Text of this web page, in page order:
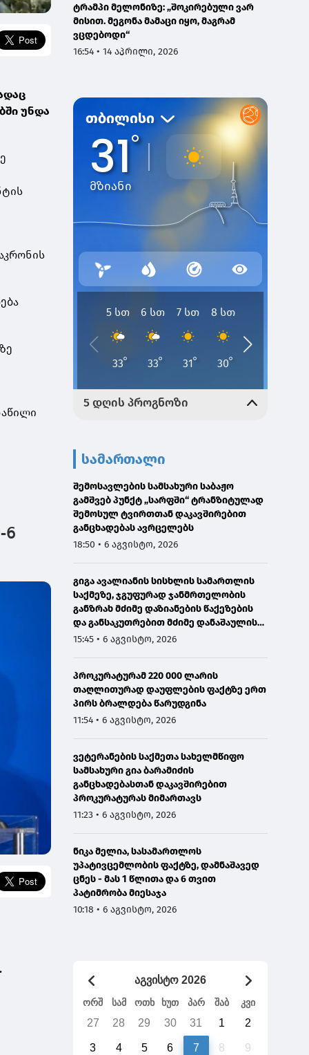
უნდა
6
ტრამპი მელონიზე: „შოკირებული ვარ
მისით. მეგონა მამაცი იყო, მაგრამ
ვცდებოდი“
16:54 • 14 აპრილი, 2026
სამართალი
შემოსავლების სამსახური საბაჟო
გამშვებ პუნქტ „სარფში“ ტრანზიტულად
შემოსულ ტვირთთან დაკავშირებით
განცხადებას ავრცელებს
18:50 • 6 აგვისტო, 2026
გიგა ავალიანის სისხლის სამართლის
საქმეზე, ჯგუფურად ჯანმრთელობის
განზრახ მძიმე დაზიანების წაქეზების
და განსაკუთრებით მძიმე დანაშაულის
შეუტყობინებლობის ფაქტებზე ორ პირს
15:45 • 6 აგვისტო, 2026
პროკურატურამ 220 000 ლარის
თაღლითურად დაუფლების ფაქტზე ერთ
პირს ბრალდება წარუდგინა
11:54 • 6 აგვისტო, 2026
ვეტერანების საქმეთა სახელმწიფო
სამსახური გია ბარამიძის
განცხადებასთან დაკავშირებით
პროკურატურას მიმართავს
11:23 • 6 აგვისტო, 2026
ნიკა მელია, სასამართლოს
უპატივცემლობის ფაქტზე, დამნაშავედ
ცნეს - მას 1 წლითა და 6 თვით
პატიმრობა მიესაჯა
10:18 • 6 აგვისტო, 2026
აგვისტო 2026
ორშ სამ ოთხ ხუთ პარ შაბ კვი
27 28 29 30 31 1 2
3 4 5 6 7 8 9